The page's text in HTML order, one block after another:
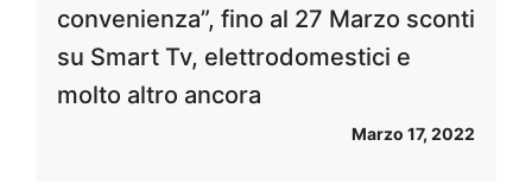
convenienza”, fino al 27 Marzo sconti
su Smart Tv, elettrodomestici e
molto altro ancora
Marzo 17, 2022